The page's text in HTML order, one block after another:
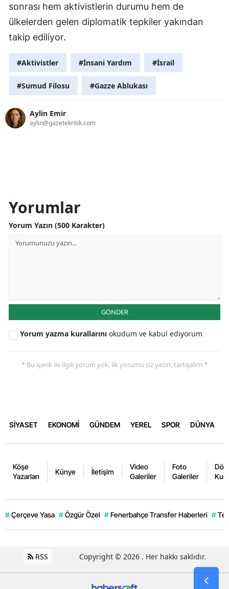
sonrası hem aktivistlerin durumu hem de
ülkelerden gelen diplomatik tepkiler yakından
takip ediliyor.
#Aktivistler #İnsani Yardım #İsrail
#Sumud Filosu #Gazze Ablukası
Aylin Emir
aylin@gazetekritik.com
Yorumlar
Yorum Yazın (500 Karakter)
GÖNDER
Yorum yazma kurallarını okudum ve kabul ediyorum
* Bu içerik ile ilgili yorum yok, ilk yorumu siz yazın, tartışalım *
SİYASET EKONOMİ GÜNDEM YEREL SPOR DÜNYA
Köşe
Yazarları
Künye İletişim
Video
Galeriler
Foto
Galeriler
# Çerçeve Yasa # Özgür Özel # Fenerbahçe Transfer Haberleri #
RSS Copyright © 2026 . Her hakkı saklıdır.